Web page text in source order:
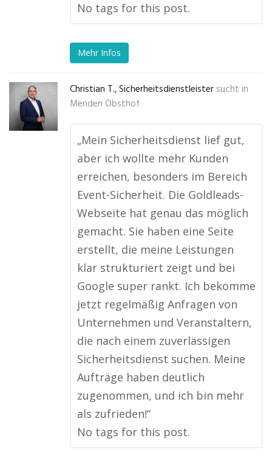
No tags for this post.
Mehr Infos
Christian T., Sicherheitsdienstleister sucht in
Menden Obsthof
„Mein Sicherheitsdienst lief gut,
aber ich wollte mehr Kunden
erreichen, besonders im Bereich
Event-Sicherheit. Die Goldleads-
Webseite hat genau das möglich
gemacht. Sie haben eine Seite
erstellt, die meine Leistungen
klar strukturiert zeigt und bei
Google super rankt. Ich bekomme
jetzt regelmäßig Anfragen von
Unternehmen und Veranstaltern,
die nach einem zuverlässigen
Sicherheitsdienst suchen. Meine
Aufträge haben deutlich
zugenommen, und ich bin mehr
als zufrieden!“
No tags for this post.